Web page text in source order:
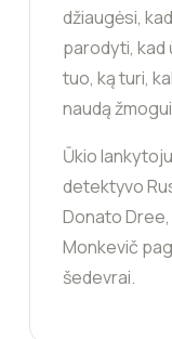
džiaugėsi,
parodyti, kad
tuo, ką turi,
naudą
Ūkio
detektyvo
Donato
Monkevič
šedevrai.